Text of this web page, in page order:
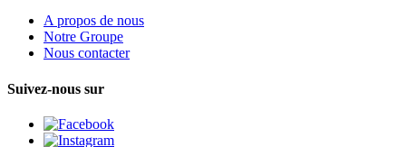
A propos de nous
Notre Groupe
Nous contacter
Suivez-nous sur